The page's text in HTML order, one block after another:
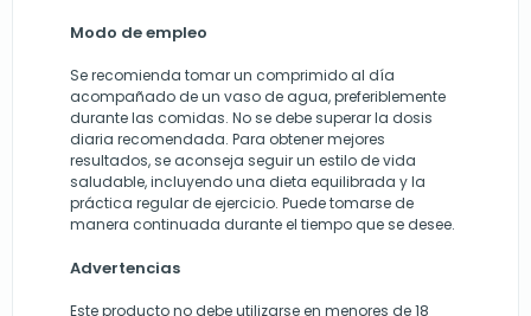
Modo de empleo
Se recomienda tomar un comprimido al día
acompañado de un vaso de agua, preferiblemente
durante las comidas. No se debe superar la dosis
diaria recomendada. Para obtener mejores
resultados, se aconseja seguir un estilo de vida
saludable, incluyendo una dieta equilibrada y la
práctica regular de ejercicio. Puede tomarse de
manera continuada durante el tiempo que se desee.
Advertencias
Este producto no debe utilizarse en menores de 18